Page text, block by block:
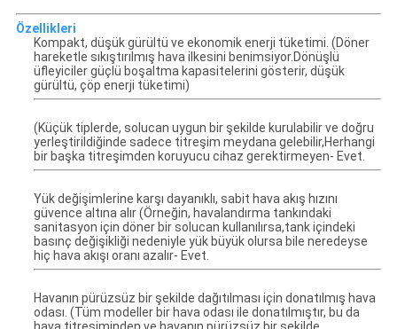
Özellikleri
Kompakt, düşük gürültü ve ekonomik enerji tüketimi. (Döner
hareketle sıkıştırılmış hava ilkesini benimsiyor.Dönüşlü
üfleyiciler güçlü boşaltma kapasitelerini gösterir, düşük
gürültü, çöp enerji tüketimi)
(Küçük tiplerde, solucan uygun bir şekilde kurulabilir ve doğru
yerleştirildiğinde sadece titreşim meydana gelebilir,Herhangi
bir başka titreşimden koruyucu cihaz gerektirmeyen- Evet.
Yük değişimlerine karşı dayanıklı, sabit hava akış hızını
güvence altına alır (Örneğin, havalandırma tankındaki
sanitasyon için döner bir solucan kullanılırsa,tank içindeki
basınç değişikliği nedeniyle yük büyük olursa bile neredeyse
hiç hava akışı oranı azalır- Evet.
Havanın pürüzsüz bir şekilde dağıtılması için donatılmış hava
odası. (Tüm modeller bir hava odası ile donatılmıştır, bu da